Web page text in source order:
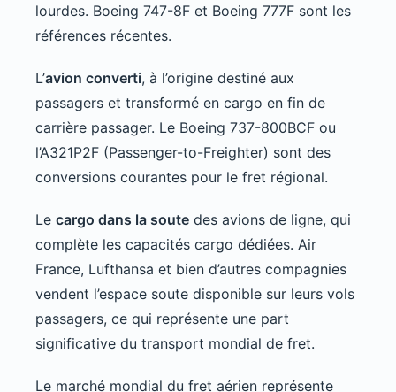
lourdes. Boeing 747-8F et Boeing 777F sont les
références récentes.
L’avion converti, à l’origine destiné aux
passagers et transformé en cargo en fin de
carrière passager. Le Boeing 737-800BCF ou
l’A321P2F (Passenger-to-Freighter) sont des
conversions courantes pour le fret régional.
Le cargo dans la soute des avions de ligne, qui
complète les capacités cargo dédiées. Air
France, Lufthansa et bien d’autres compagnies
vendent l’espace soute disponible sur leurs vols
passagers, ce qui représente une part
significative du transport mondial de fret.
Le marché mondial du fret aérien représente